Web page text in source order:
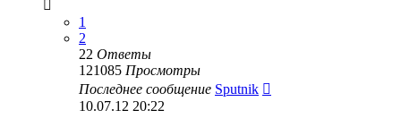
1
2
22 Ответы
121085 Просмотры
Последнее сообщение Sputnik
10.07.12 20:22